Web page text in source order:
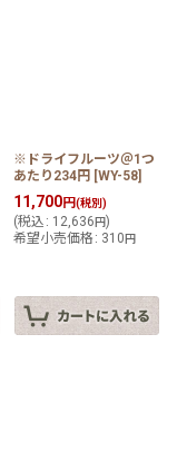
※ドライフルーツ＠1つ
あたり234円 [WY-58]
11,700円(税別)
(税込 : 12,636円)
希望小売価格 : 310円